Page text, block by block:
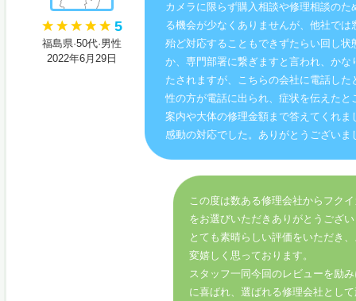
5
福島県·50代·男性
2022年6月29日
カメラに限らず購入相談や修理相談のた
る機会が少なくありませんが、他社では
殆ど対応することもできずたらい回し状
か、専門部署に繋ぎますと言われ、かな
たされますが、こちらの会社に電話した
性の方が電話に出られ、症状を伝えたと
案内や大体の修理金額まで答えてくれま
感動の対応でした。ありがとうございま
この度は数ある修理会社からフク
をお選びいただきありがとうござ
とても素晴らしい評価をいただき
変嬉しく思っております。
スタッフ一同今回のレビューを励
に喜ばれ、選ばれる修理会社とし